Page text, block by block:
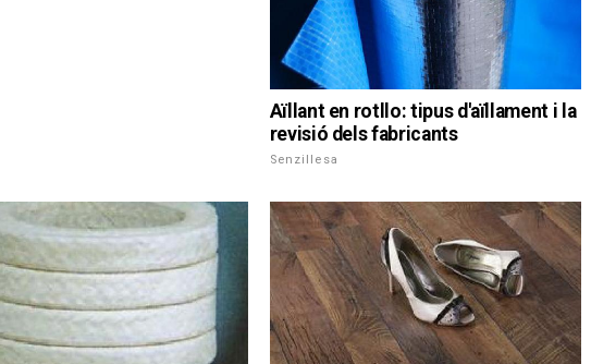
Aïllant en rotllo: tipus d'aïllament i la
revisió dels fabricants
Senzillesa